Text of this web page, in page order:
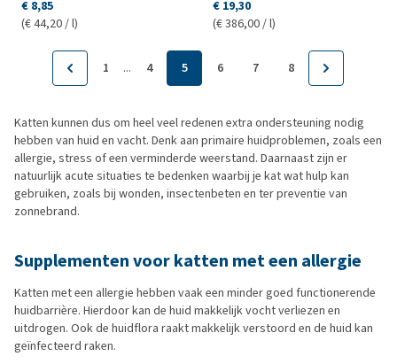
€ 8,85
(€ 44,20 / l)
€ 19,30
(€ 386,00 / l)
1 ... 4 5 6 7 8
Katten kunnen dus om heel veel redenen extra ondersteuning nodig
hebben van huid en vacht. Denk aan primaire huidproblemen, zoals een
allergie, stress of een verminderde weerstand. Daarnaast zijn er
natuurlijk acute situaties te bedenken waarbij je kat wat hulp kan
gebruiken, zoals bij wonden, insectenbeten en ter preventie van
zonnebrand.
Supplementen voor katten met een allergie
Katten met een allergie hebben vaak een minder goed functionerende
huidbarrière. Hierdoor kan de huid makkelijk vocht verliezen en
uitdrogen. Ook de huidflora raakt makkelijk verstoord en de huid kan
geïnfecteerd raken.